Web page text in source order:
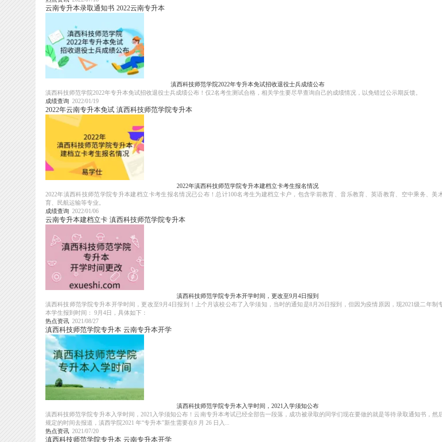
云南专升本录取通知书 2022云南专升本
滇西科技师范学院2022年专升本免试招收退役士兵成绩公布
滇西科技师范学院2022年专升本免试招收退役士兵成绩公布！仅2名考生测试合格，相关学生要尽早查询自己的成绩情况，以免错过公示期反馈。
成绩查询 2022/01/19
2022年云南专升本免试 滇西科技师范学院专升本
2022年滇西科技师范学院专升本建档立卡考生报名情况
2022年滇西科技师范学院专升本建档立卡考生报名情况已公布！总计100名考生为建档立卡户，包含学前教育、音乐教育、英语教育、空中乘务、美
育、民航运输等专业。
成绩查询 2022/01/06
云南专升本建档立卡 滇西科技师范学院专升本
滇西科技师范学院专升本开学时间，更改至9月4日报到
滇西科技师范学院专升本开学时间，更改至9月4日报到！上个月该校公布了入学须知，当时的通知是8月26日报到，但因为疫情原因，现2021级二年制
本学生报到时间： 9月4日，具体如下：
热点资讯 2021/08/27
滇西科技师范学院专升本 云南专升本开学
滇西科技师范学院专升本入学时间，2021入学须知公布
滇西科技师范学院专升本入学时间，2021入学须知公布！云南专升本考试已经全部告一段落，成功被录取的同学们现在要做的就是等待录取通知书，然
规定的时间去报道，滇西学院2021 年“专升本”新生需要在8 月 26 日入...
热点资讯 2021/07/20
滇西科技师范学院专升本 云南专升本开学